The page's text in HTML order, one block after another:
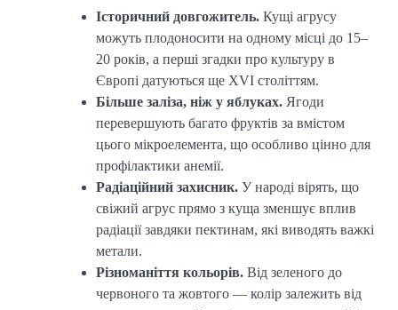
Історичний довгожитель. Кущі агрусу
можуть плодоносити на одному місці до 15–
20 років, а перші згадки про культуру в
Європі датуються ще XVI століттям.
Більше заліза, ніж у яблуках. Ягоди
перевершують багато фруктів за вмістом
цього мікроелемента, що особливо цінно для
профілактики анемії.
Радіаційний захисник. У народі вірять, що
свіжий агрус прямо з куща зменшує вплив
радіації завдяки пектинам, які виводять важкі
метали.
Різноманіття кольорів. Від зеленого до
червоного та жовтого — колір залежить від